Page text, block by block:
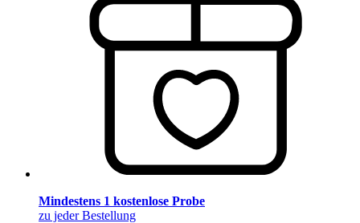
Mindestens 1 kostenlose Probe
zu jeder Bestellung